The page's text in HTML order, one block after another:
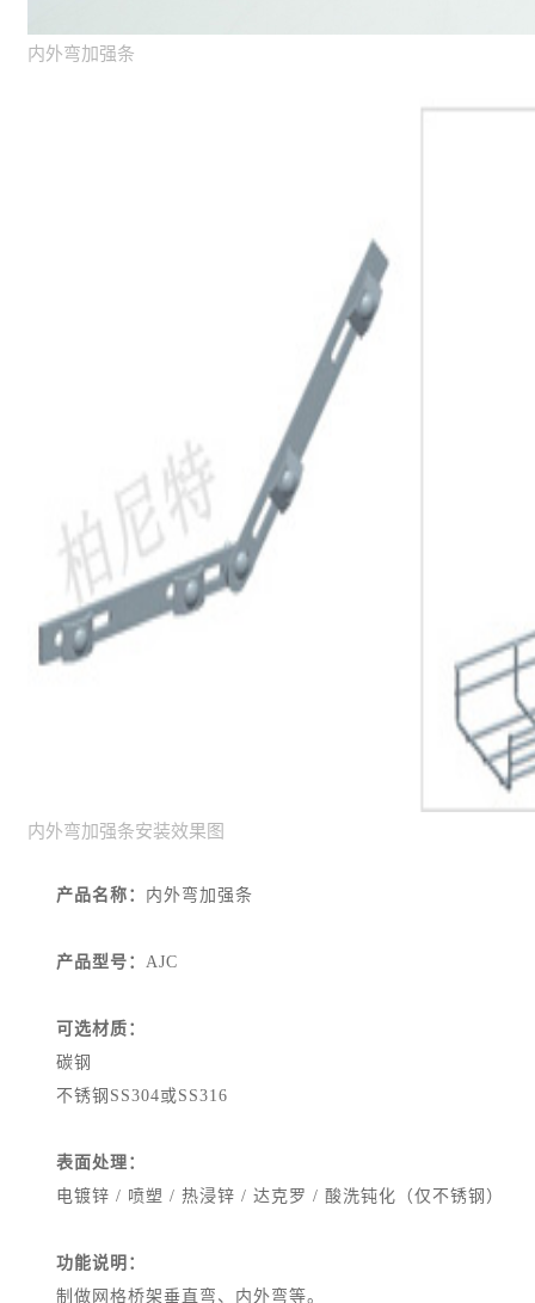
内外弯加强条
内外弯加强条安装效果图
产品名称： 内外弯加强条
产品型号： AJC
可选材质：
碳钢
不锈钢SS304或SS316
表面处理：
电镀锌 / 喷塑 / 热浸锌 / 达克罗 / 酸洗钝化（仅不锈钢）
功能说明：
制做网格桥架垂直弯、内外弯等。